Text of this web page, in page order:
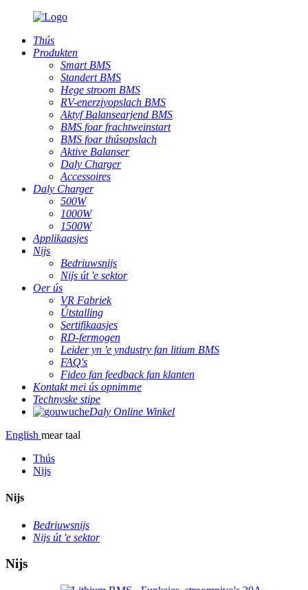
Thús
Produkten
Smart BMS
Standert BMS
Hege stroom BMS
RV-enerzjyopslach BMS
Aktyf Balansearjend BMS
BMS foar frachtweinstart
BMS foar thúsopslach
Aktive Balanser
Daly Charger
Accessoires
Daly Charger
500W
1000W
1500W
Applikaasjes
Nijs
Bedriuwsnijs
Nijs út 'e sektor
Oer ús
VR Fabriek
Útstalling
Sertifikaasjes
RD-fermogen
Leider yn 'e yndustry fan litium BMS
FAQ's
Fideo fan feedback fan klanten
Kontakt mei ús opnimme
Technyske stipe
Daly Online Winkel
English mear taal
Thús
Nijs
Nijs
Bedriuwsnijs
Nijs út 'e sektor
Nijs